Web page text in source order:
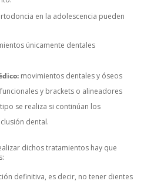
en la adolescencia pueden
únicamente dentales
movimientos dentales y óseos
y brackets o alineadores
se realiza si continúan los
dental.
dichos tratamientos hay que
definitiva, es decir, no tener dientes